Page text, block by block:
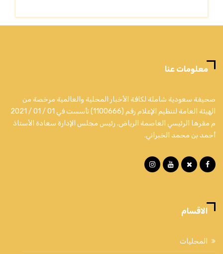
معلومات عنا
صحيفة سعودية شاملة لكافة الأخبار المحلية والعالمية مرخصة من
الهيئة العامة لتنظيم الإعلام رقم (1100666) تأسست في 01 / 01 / 2021
م مقرها الرئيسي العاصمة الرياض. رئيس مجلس الإدارة سعادة الأستاذ
أحمد بن محمد الخبراني.
الاقسام
المحليات